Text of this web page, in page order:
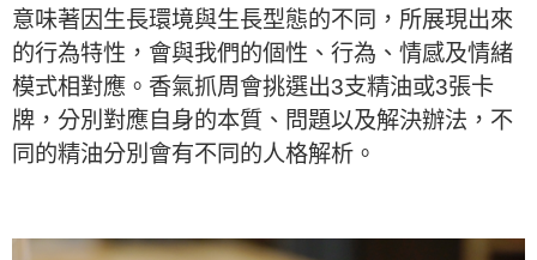
意味著因生長環境與生長型態的不同，所展現出來
的行為特性，會與我們的個性、行為、情感及情緒
模式相對應。香氣抓周會挑選出3支精油或3張卡
牌，分別對應自身的本質、問題以及解決辦法，不
同的精油分別會有不同的人格解析。